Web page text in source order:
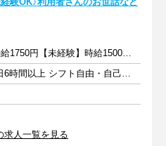
【経験者】時給1750円【未経験】時給1500円 ※交通費全額
週2日以上 1日6時間以上 シフト自由・自己申告
求人一覧を見る